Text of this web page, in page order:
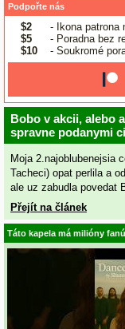
Podpořte nás
$2
- Ikona patrona
$5
- Poradna bez
$10
- Soukromé
Bobo v akcii, alebo
spravne podanymi
Moja 2.najoblubenejsia
Tacheci) opat perlila a
ale uz zabudla povedat
Přejít na článek
Táto kapela má milióny